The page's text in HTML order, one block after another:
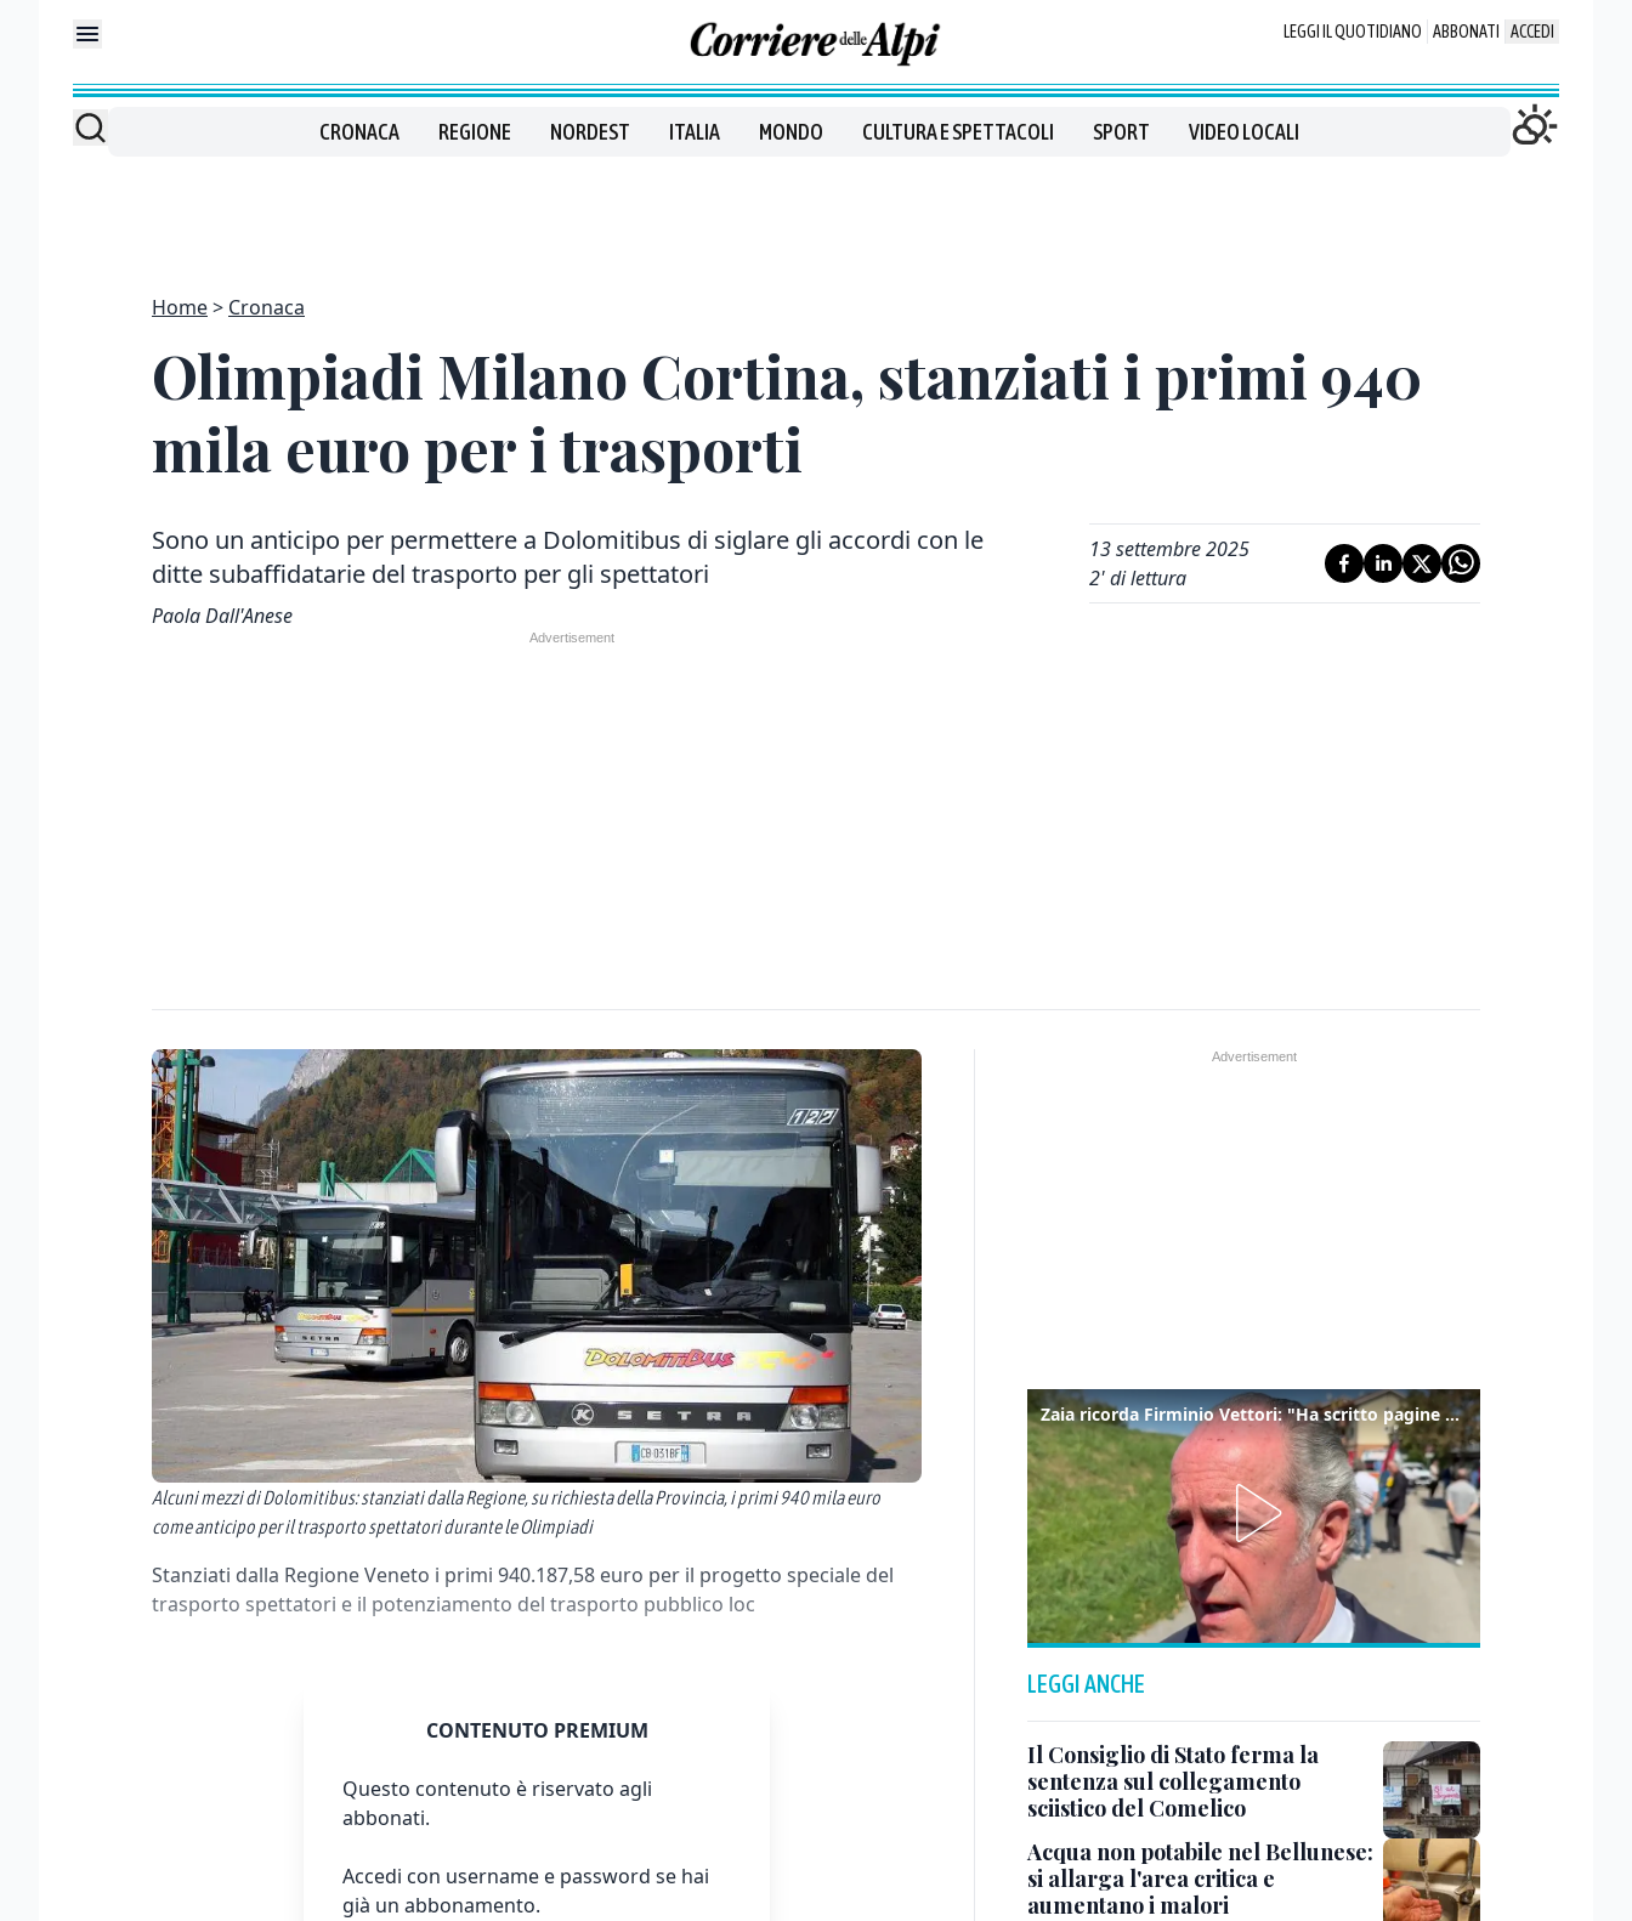
LEGGI IL QUOTIDIANO ABBONATI ACCEDI
CRONACA REGIONE NORDEST ITALIA MONDO CULTURA E SPETTACOLI SPORT VIDEO LOCALI
Home Cronaca
Olimpiadi Milano Cortina, stanziati i primi 940
mila euro per i trasporti
Sono un anticipo per permettere a Dolomitibus di siglare gli accordi con le
ditte subaffidatarie del trasporto per gli spettatori
Paola Dall'Anese
13 settembre 2025
2' di lettura
Alcuni mezzi di Dolomitibus: stanziati dalla Regione, su richiesta della Provincia, i primi 940 mila euro
come anticipo per il trasporto spettatori durante le Olimpiadi
Stanziati dalla Regione Veneto i primi 940.187,58 euro per il progetto speciale del
trasporto spettatori e il potenziamento del trasporto pubblico loc
CONTENUTO PREMIUM
Questo contenuto è riservato agli
abbonati.
Accedi con username e password se hai
già un abbonamento.
Zaia ricorda Firminio Vettori: "Ha scritto pagine di storia del nostro territorio"
LEGGI ANCHE
Il Consiglio di Stato ferma la
sentenza sul collegamento
sciistico del Comelico
Acqua non potabile nel Bellunese:
si allarga l'area critica e
aumentano i malori